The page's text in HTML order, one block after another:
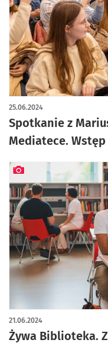
Spotkanie z
Mediatece.
25.06.2024
Żywa Biblioteka.
21.06.2024
artykuł z galerią zdjęć